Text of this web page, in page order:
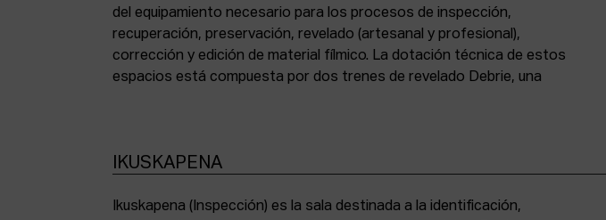
del equipamiento necesario para los procesos de inspección,
recuperación, preservación, revelado (artesanal y profesional),
corrección y edición de material fílmico. La dotación técnica de estos
espacios está compuesta por dos trenes de revelado Debrie, una
para etalonaje de copias positivas Filmlab Systems International
IKUSKAPENA
Ikuskapena (Inspección) es la sala destinada a la identificación,
sincronizadoras de sonido, moviolas de pequeño formato, cámara